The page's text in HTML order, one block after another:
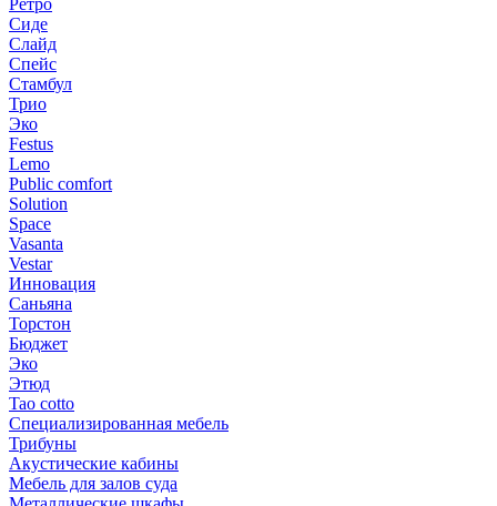
Ретро
Сиде
Слайд
Спейс
Стамбул
Трио
Эко
Festus
Lemo
Public comfort
Solution
Space
Vasanta
Vestar
Инновация
Саньяна
Торстон
Бюджет
Эко
Этюд
Tao cotto
Специализированная мебель
Трибуны
Акустические кабины
Мебель для залов суда